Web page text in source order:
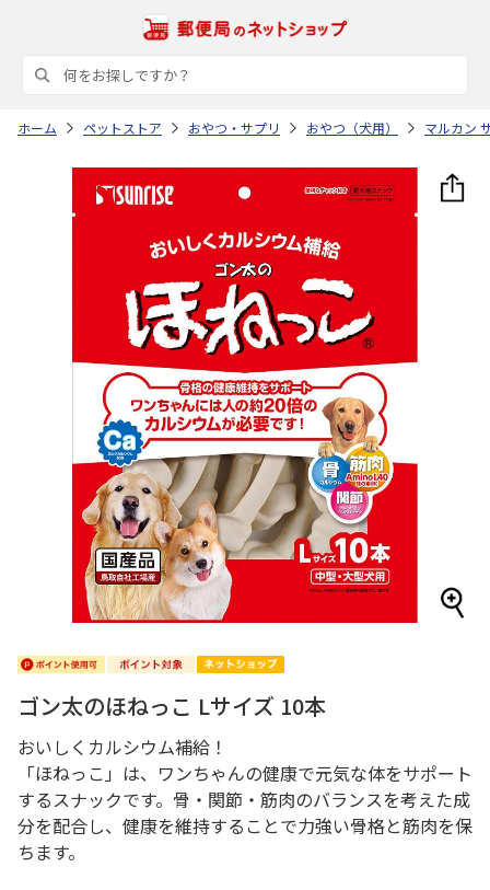
ホーム ペットストア おやつ・サプリ おやつ（犬用） マルカン
ゴン太のほねっこ Lサイズ 10本
おいしくカルシウム補給！
「ほねっこ」は、ワンちゃんの健康で元気な体をサポート
するスナックです。骨・関節・筋肉のバランスを考えた成
分を配合し、健康を維持することで力強い骨格と筋肉を保
ちます。